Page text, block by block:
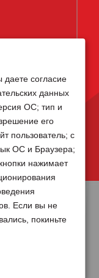
данных необходимо
согласие
данных
ОС; тип и
его
пользователь; с
ОС и Браузера;
нажимает
Если вы не
покиньте